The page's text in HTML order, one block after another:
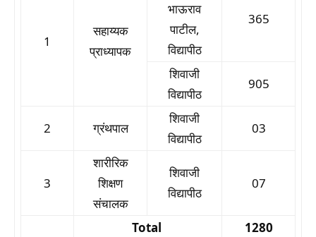
1
सहाय्यक
प्राध्यापक
भाऊराव
पाटील,
विद्यापीठ
365
शिवाजी
विद्यापीठ
905
2 ग्रंथपाल
शिवाजी
विद्यापीठ
03
3
शारीरिक
शिक्षण
संचालक
शिवाजी
विद्यापीठ
07
Total 1280